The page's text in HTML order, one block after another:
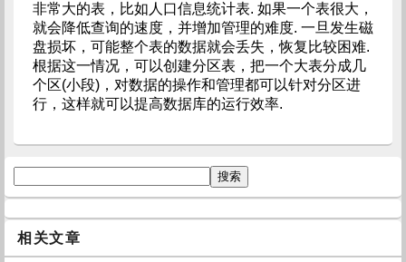
非常大的表，比如人口信息统计表. 如果一个表很大，
就会降低查询的速度，并增加管理的难度. 一旦发生磁
盘损坏，可能整个表的数据就会丢失，恢复比较困难.
根据这一情况，可以创建分区表，把一个大表分成几
个区(小段)，对数据的操作和管理都可以针对分区进
行，这样就可以提高数据库的运行效率.
相关文章